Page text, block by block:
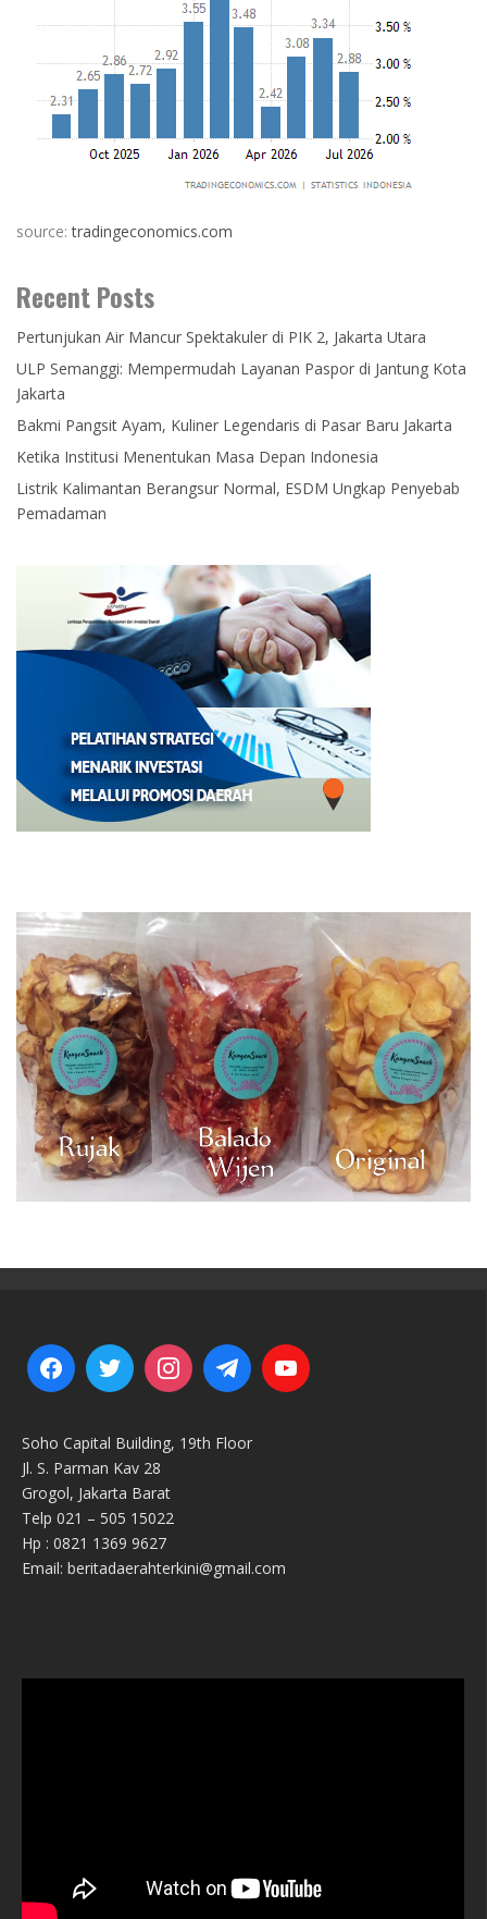
source:tradingeconomics.com
Recent Posts
Pertunjukan Air Mancur Spektakuler di PIK 2, Jakarta Utara
ULP Semanggi: Mempermudah Layanan Paspor di Jantung Kota
Jakarta
Bakmi Pangsit Ayam, Kuliner Legendaris di Pasar Baru Jakarta
Ketika Institusi Menentukan Masa Depan Indonesia
Listrik Kalimantan Berangsur Normal, ESDM Ungkap Penyebab
Pemadaman
Soho Capital Building, 19th Floor
Jl. S. Parman Kav 28
Grogol, Jakarta Barat
Telp 021 – 505 15022
Hp : 0821 1369 9627
Email: beritadaerahterkini@gmail.com